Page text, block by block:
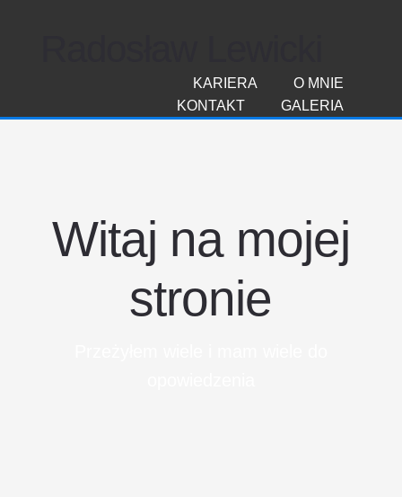
O MNIE
KARIERA
GALERIA
KONTAKT
Witaj na mojej
stronie